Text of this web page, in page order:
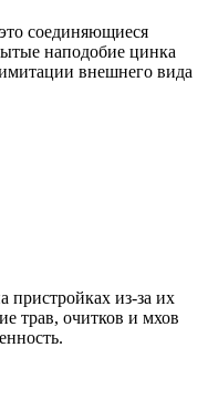
соединяющиеся
наподобие цинка
внешнего вида
пристройках из-за их
трав, очитков и мхов